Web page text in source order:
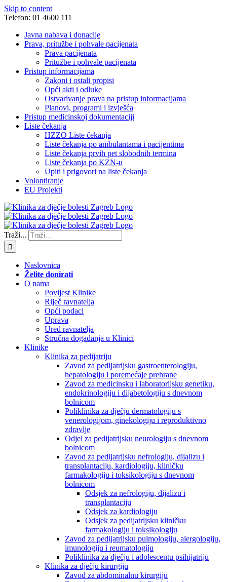
Skip to content
Telefon: 01 4600 111
Javna nabava i donacije
Prava, pritužbe i pohvale pacijenata
Prava pacijenata
Pritužbe i pohvale pacijenata
Pristup informacijama
Zakoni i ostali propisi
Opći akti i odluke
Ostvarivanje prava na pristup informacijama
Planovi, programi i izvješća
Pristup medicinskoj dokumentaciji
Liste čekanja
HZZO Liste čekanja
Liste čekanja po ambulantama i pacijentima
Liste čekanja prvih pet slobodnih termina
Liste čekanja po KZN-u
Upiti i prigovori na liste čekanja
Volontiranje
EU Projekti
Traži...
Naslovnica
Želite donirati
O nama
Povijest Klinike
Riječ ravnatelja
Opći podaci
Uprava
Ured ravnatelja
Stručna događanja u Klinici
Klinike
Klinika za pedijatriju
Zavod za pedijatrijsku gastroenterologiju,
hepatologiju i poremećaje prehrane
Zavod za medicinsku i laboratorijsku genetiku,
endokrinologiju i dijabetologiju s dnevnom
bolnicom
Poliklinika za dječju dermatologiju s
venerologijom, ginekologiju i reproduktivno
zdravlje
Odjel za pedijatrijsku neurologiju s dnevnom
bolnicom
Zavod za pedijatrijsku nefrologiju, dijalizu i
transplantaciju, kardiologiju, kliničku
farmakologiju i toksikologiju s dnevnom
bolnicom
Odsjek za nefrologiju, dijalizu i
transplantaciju
Odsjek za kardiologiju
Odsjek za pedijatrijsku kliničku
farmakologiju i toksikologiju
Zavod za pedijatrijsku pulmologiju, alergologiju,
imunologiju i reumatologiju
Poliklinika za dječju i adolescentu psihijatriju
Klinika za dječju kirurgiju
Zavod za abdominalnu kirurgiju